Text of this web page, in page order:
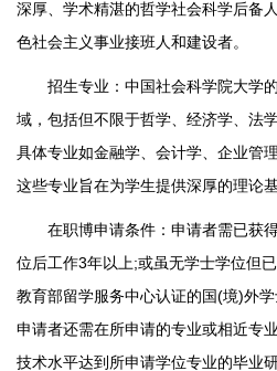
深厚、学术精湛的哲学社会科学后备
色社会主义事业接班人和建设者。
招生专业：中国社会科学院大学的
域，包括但不限于哲学、经济学、法
具体专业如金融学、会计学、企业管
这些专业旨在为学生提供深厚的理论
在职博申请条件：申请者需已获得
位后工作3年以上;或虽无学士学位但
教育部留学服务中心认证的国(境)外
申请者还需在所申请的专业或相近专
技术水平达到所申请学位专业的毕业